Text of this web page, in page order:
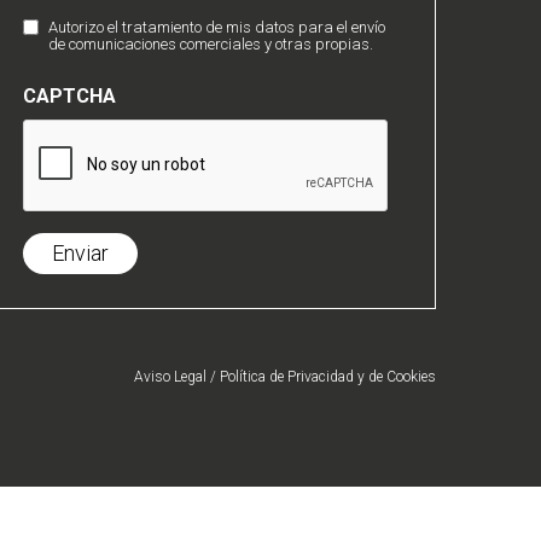
de
Privacidad
Comunicaciones
Comerciales
Autorizo el tratamiento de mis datos para el envío
de comunicaciones comerciales y otras propias.
CAPTCHA
Aviso Legal / Política de Privacidad y de Cookies